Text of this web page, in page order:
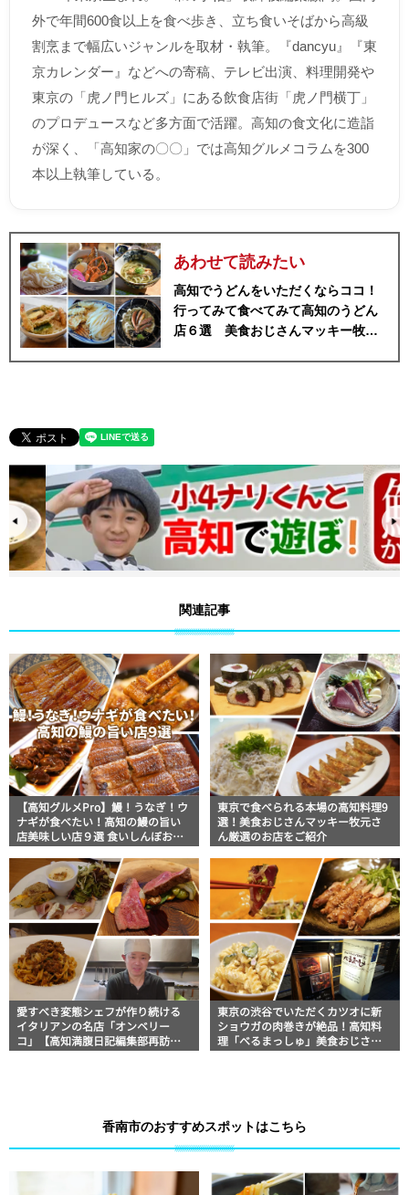
外で年間600食以上を食べ歩き、立ち食いそばから高級
割烹まで幅広いジャンルを取材・執筆。『dancyu』『東
京カレンダー』などへの寄稿、テレビ出演、料理開発や
東京の「虎ノ門ヒルズ」にある飲食店街「虎ノ門横丁」
のプロデュースなど多方面で活躍。高知の食文化に造詣
が深く、「高知家の〇〇」では高知グルメコラムを300
本以上執筆している。
あわせて読みたい
高知でうどんをいただくならココ！
行ってみて食べてみて高知のうどん
店６選 美食おじさんマッキー牧元
関連記事
【高知グルメPro】鰻！うなぎ！ウ
ナギが食べたい！高知の鰻の旨い
店美味しい店９選 食いしんぼおじ
セレクション
東京で食べられる本場の高知料理9
選！美食おじさんマッキー牧元さ
ん厳選のお店をご紹介
愛すべき変態シェフが作り続ける
イタリアンの名店「オンベリー
コ」【高知満腹日記編集部再訪
東京の渋谷でいただくカツオに新
ショウガの肉巻きが絶品！高知料
理「べるまっしゅ」美食おじさん
香南市のおすすめスポットはこちら